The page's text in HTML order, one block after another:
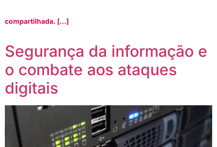
compartilhada. […]
Segurança da informação e
o combate aos ataques
digitais